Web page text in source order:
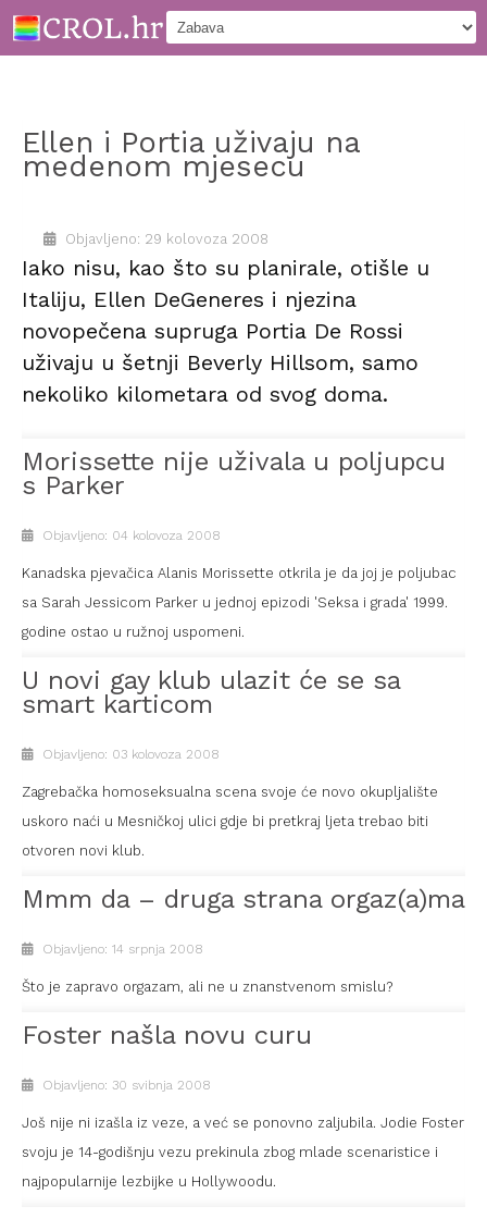
Ellen i Portia uživaju na
medenom mjesecu
Objavljeno: 29 kolovoza 2008
Iako nisu, kao što su planirale, otišle u
Italiju, Ellen DeGeneres i njezina
novopečena supruga Portia De Rossi
uživaju u šetnji Beverly Hillsom, samo
nekoliko kilometara od svog doma.
Morissette nije uživala u poljupcu
s Parker
Objavljeno: 04 kolovoza 2008
Kanadska pjevačica Alanis Morissette otkrila je da joj je poljubac
sa Sarah Jessicom Parker u jednoj epizodi 'Seksa i grada' 1999.
godine ostao u ružnoj uspomeni.
U novi gay klub ulazit će se sa
smart karticom
Objavljeno: 03 kolovoza 2008
Zagrebačka homoseksualna scena svoje će novo okupljalište
uskoro naći u Mesničkoj ulici gdje bi pretkraj ljeta trebao biti
otvoren novi klub.
Mmm da – druga strana orgaz(a)ma
Objavljeno: 14 srpnja 2008
Što je zapravo orgazam, ali ne u znanstvenom smislu?
Foster našla novu curu
Objavljeno: 30 svibnja 2008
Još nije ni izašla iz veze, a već se ponovno zaljubila. Jodie Foster
svoju je 14-godišnju vezu prekinula zbog mlade scenaristice i
najpopularnije lezbijke u Hollywoodu.